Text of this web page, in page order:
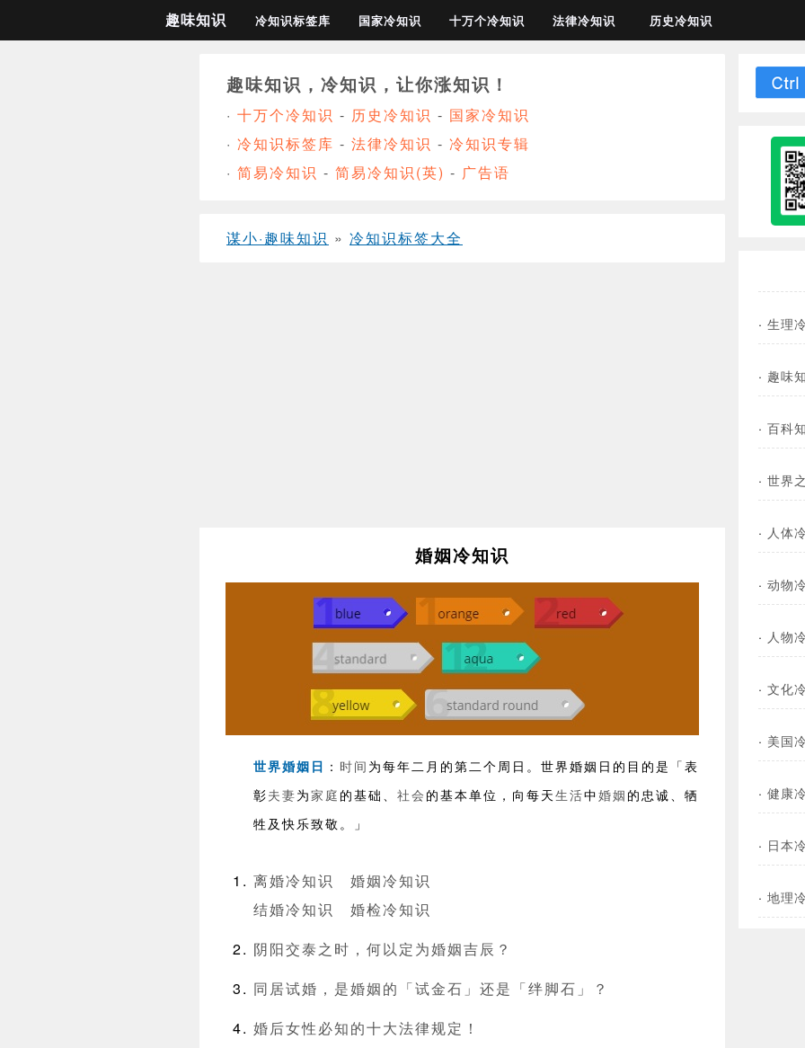
趣味知识 冷知识标签库 国家冷知识 十万个冷知识 法律冷知识 历史冷知识
趣味知识，冷知识，让你涨知识！
· 十万个冷知识 - 历史冷知识 - 国家冷知识
· 冷知识标签库 - 法律冷知识 - 冷知识专辑
· 简易冷知识 - 简易冷知识(英) - 广告语
谋小·趣味知识 » 冷知识标签大全
婚姻冷知识
世界婚姻日 ： 时间为每年二月的第二个周日。世界婚姻日的目的是「表
彰夫妻为家庭的基础、 社会的基本单位，向每天生活中婚姻的忠诚、牺
牲及快乐致敬。」
离婚冷知识
婚姻冷知识
结婚冷知识
婚检冷知识
阴阳交泰之时，何以定为婚姻吉辰？
同居试婚，是婚姻的「试金石」还是「绊脚石」？
婚后女性必知的十大法律规定！
· 生理
· 趣味
· 百科
· 世界
· 人体
· 动物
· 人物
· 文化
· 美国
· 健康
· 日本
· 地理